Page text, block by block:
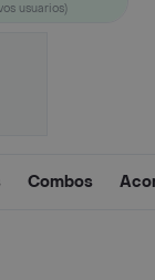
usuarios)
Combos